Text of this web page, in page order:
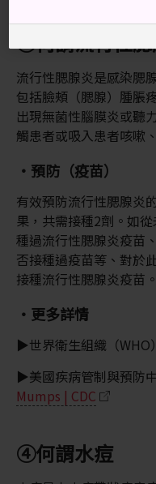
③何謂流行性腮
流行性腮腺炎是感染腮
包括臉頰（腮腺）腫脹
出現無菌性腦膜炎或聽
觸患者或吸入患者咳嗽
・預防（疫苗）
有效預防流行性腮腺炎
果，共需接種2劑。如
種過流行性腮腺炎疫苗
否接種過疫苗等、對於
接種流行性腮腺炎疫苗。
・更多詳情
▶世界衛生組織（WHO
▶美國疾病管制與預防
Mumps | CDC
④何謂水痘